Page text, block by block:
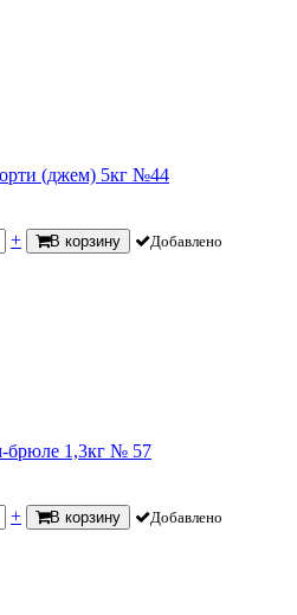
(джем) 5кг №44
+ В корзину Добавлено
брюле 1,3кг № 57
+ В корзину Добавлено